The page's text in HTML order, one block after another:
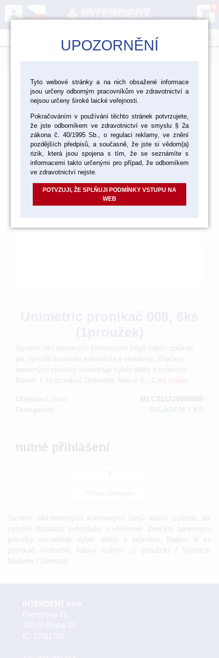
person shopping_cart
0
> Ordinace > Endodoncie >
Endodontické nástroje Maillefer - Dentsply Sirona
Systém nikl-titanových kořenových čepů nabízí způsob,
jak vytvořit dostavbu jednoduše a efektivně. Značení
barevnými proužky usnadňuje výběr délky a průměru.
Balení: 6 ks pronikač Unimetric fialový 0,...
Objednací číslo:
MLC021220000800
Dostupnost:
SKLADEM 1 KS
nutné přihlášení
Systém nikl-titanových kořenových čepů nabízí způsob, jak
vytvořit dostavbu jednoduše a efektivně. Značení barevnými
proužky usnadňuje výběr délky a průměru. Balení: 6 ks
pronikač Unimetric fialový 0,8mm (1 proužek) / Výrobce:
Maillefer / Dentsply
UPOZORNĚNÍ
Tyto webové stránky a na nich obsažené informace
jsou určeny odborným pracovníkům ve zdravotnictví a
nejsou určeny široké laické veřejnosti.
Pokračováním v používání těchto stránek potvrzujete,
že jste odborníkem ve zdravotnictví ve smyslu § 2a
zákona č. 40/1995 Sb., o regulaci reklamy, ve znění
pozdějších předpisů, a současně, že jste si vědom(a)
rizik, která jsou spojena s tím, že se seznámíte s
informacemi takto určenými pro případ, že odborníkem
ve zdravotnictví nejste.
POTVZUJI, ŽE SPLŇUJI PODMÍNKY VSTUPU NA
WEB